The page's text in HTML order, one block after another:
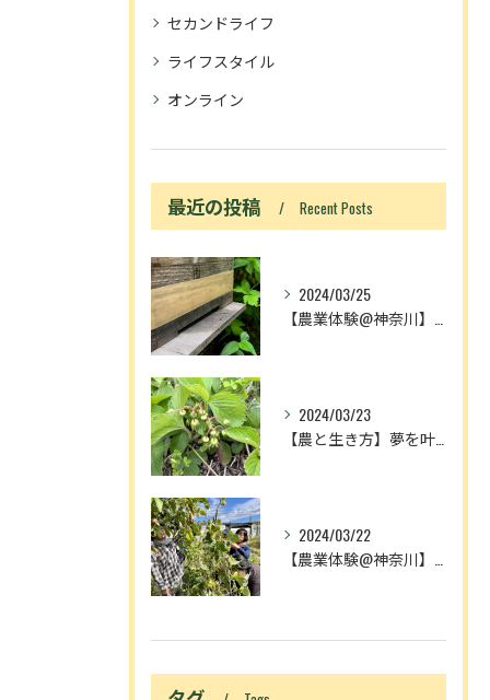
セカンドライフ
ライフスタイル
オンライン
最近の投稿 Recent Posts
2024/03/25
2024/03/23
2024/03/22